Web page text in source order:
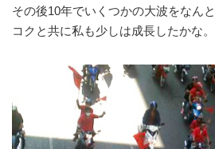
その後10年でいくつかの大波をなん
コクと共に私も少しは成長したかな。